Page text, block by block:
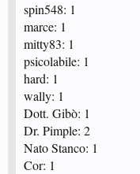
spin548: 1
marce: 1
mitty83: 1
psicolabile: 1
hard: 1
wally: 1
Dott. Gibò: 1
Dr. Pimple: 2
Nato Stanco: 1
Cor: 1